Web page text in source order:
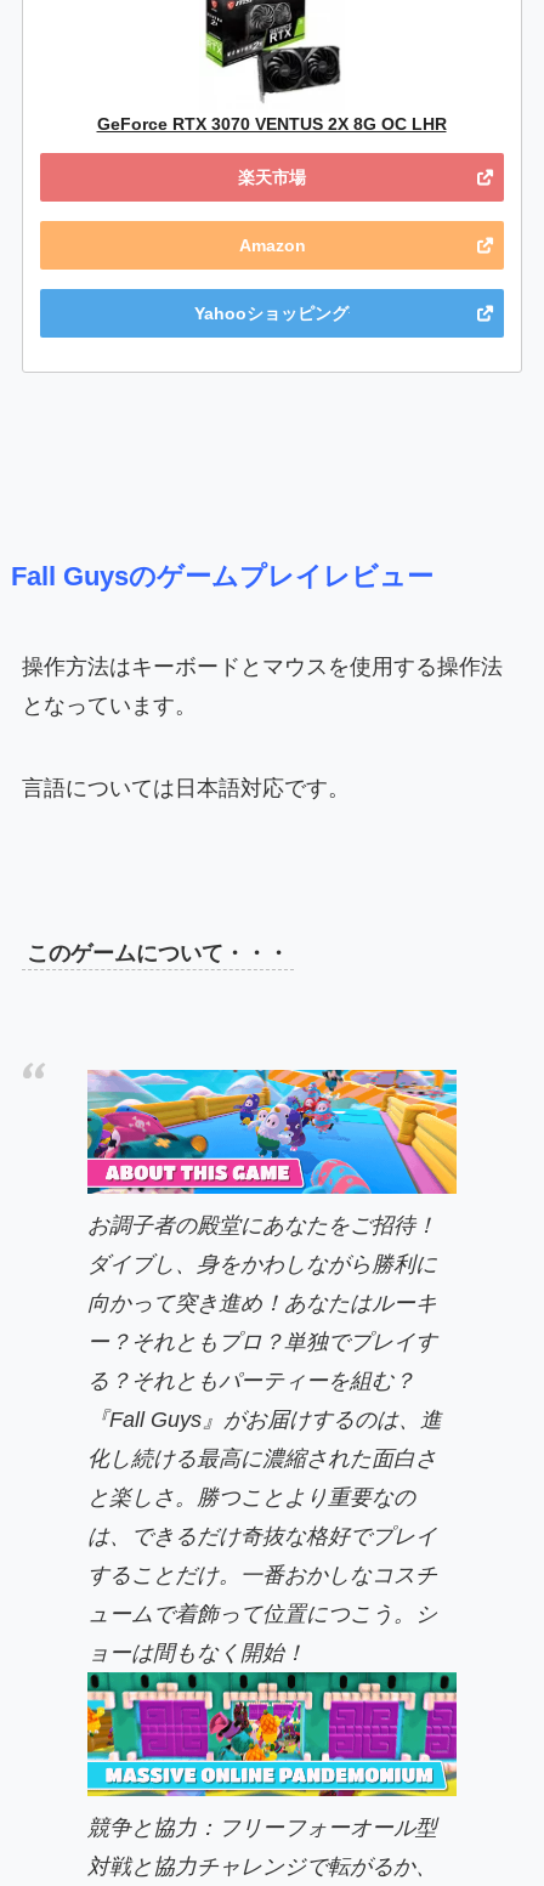
GeForce RTX 3070 VENTUS 2X 8G OC LHR
楽天市場
Amazon
Yahooショッピング
Fall Guysのゲームプレイレビュー
操作方法はキーボードとマウスを使用する操作法
となっています。
言語については日本語対応です。
このゲームについて・・・
お調子者の殿堂にあなたをご招待！
ダイブし、身をかわしながら勝利に
向かって突き進め！あなたはルーキ
ー？それともプロ？単独でプレイす
る？それともパーティーを組む？
『Fall Guys』がお届けするのは、進
化し続ける最高に濃縮された面白さ
と楽しさ。勝つことより重要なの
は、できるだけ奇抜な格好でプレイ
することだけ。一番おかしなコスチ
ュームで着飾って位置につこう。シ
ョーは間もなく開始！
競争と協力：フリーフォーオール型
対戦と協力チャレンジで転がるか、